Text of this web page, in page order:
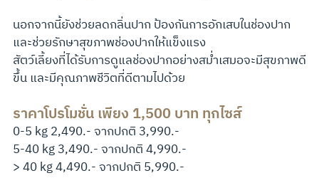
นอกจากนี้ยังช่วยลดกลิ่นปาก ป้องกันการอักเสบในช่องปาก
และช่วยรักษาสุขภาพช่องปากให้แข็งแรง
สัตว์เลี้ยงที่ได้รับการดูแลช่องปากอย่างสม่ำเสมอจะมีสุขภาพดี
ขึ้น และมีคุณภาพชีวิตที่ดีตามไปด้วย
ราคาโปรโมชั่น เพียง 1,500 บาท ทุกไซส์
0-5 kg 2,490.- จากปกติ 3,990.-
5-40 kg 3,490.- จากปกติ 4,990.-
> 40 kg 4,490.- จากปกติ 5,990.-